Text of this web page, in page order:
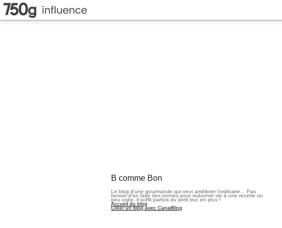
B comme Bon
Le blog d’une gourmande qui veut améliorer l’ordinaire… Pas
besoin d’en faire des tonnes pour redonner vie à une recette un
peu usée, il suffit parfois du petit truc en plus !
Accueil du blog
Créer un blog avec CanalBlog